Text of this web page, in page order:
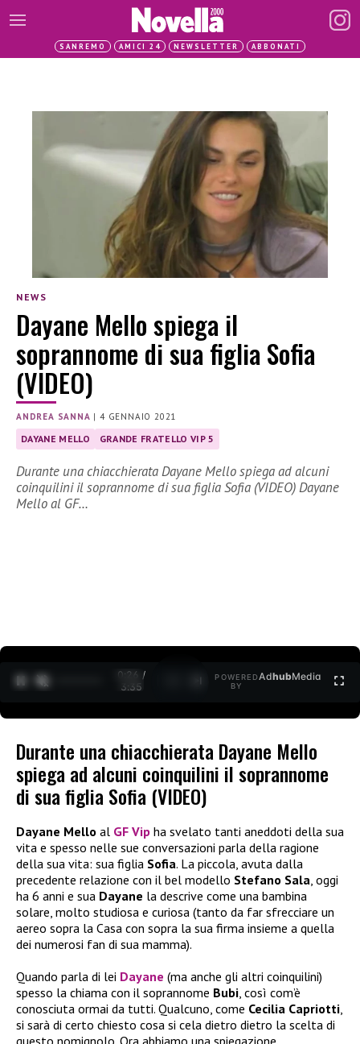
SANREMO AMICI 24 NEWSLETTER ABBONATI
NEWS
Dayane Mello spiega il
soprannome di sua figlia Sofia
(VIDEO)
ANDREA SANNA |4 GENNAIO 2021
DAYANE MELLO GRANDE FRATELLO VIP 5
Durante una chiacchierata Dayane Mello spiega ad alcuni
coinquilini il soprannome di sua figlia Sofia (VIDEO) Dayane
Mello al GF…
0:26 /
3:35
POWERED
BY
AdhubMedia
Durante una chiacchierata Dayane Mello
spiega ad alcuni coinquilini il soprannome
di sua figlia Sofia (VIDEO)
Dayane Mello al GF Vip ha svelato tanti aneddoti della sua
vita e spesso nelle sue conversazioni parla della ragione
della sua vita: sua figlia Sofia. La piccola, avuta dalla
precedente relazione con il bel modello Stefano Sala, oggi
ha 6 anni e sua Dayane la descrive come una bambina
solare, molto studiosa e curiosa (tanto da far sfrecciare un
aereo sopra la Casa con sopra la sua firma insieme a quella
dei numerosi fan di sua mamma).
Quando parla di lei Dayane (ma anche gli altri coinquilini)
spesso la chiama con il soprannome Bubi, così com’è
conosciuta ormai da tutti. Qualcuno, come Cecilia Capriotti,
si sarà di certo chiesto cosa si cela dietro dietro la scelta di